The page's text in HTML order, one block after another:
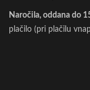
Naročila, oddana do
plačilo (pri plačilu